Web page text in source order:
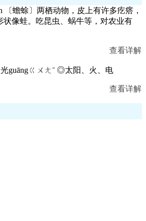
〔蟾蜍〕两栖动物，皮上有许多疙瘩，
状像蛙。吃昆虫、蜗牛等，对农业有
查看详解
guāngㄍㄨㄤˉ ◎太阳、火、电
查看详解